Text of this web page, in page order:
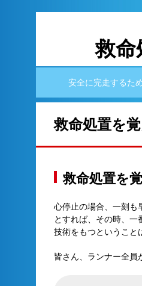
救命
安全に完走するた
救命処置を
救命処置を
心停止の場合、一刻も
とすれば、その時、
技術をもつということ
皆さん、ランナー全員